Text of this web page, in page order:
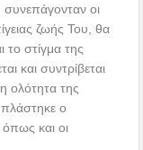
οι
ζωής Του, θα
το στίγμα της
και συντρίβεται
ολότητα της
ο
και οι